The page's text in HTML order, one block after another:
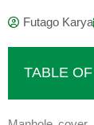
Futago Karya
TABLE